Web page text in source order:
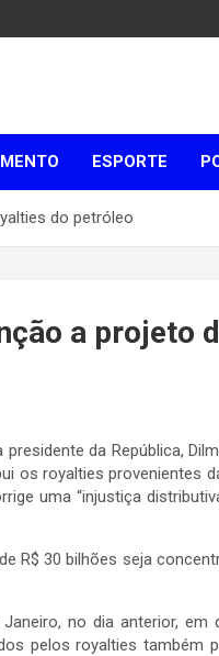
ESPORTE
do petróleo
a projeto
da República,
os royalties provenientes
uma “injustiça
R$ 30 bilhões seja
no dia anterior,
pelos royalties também